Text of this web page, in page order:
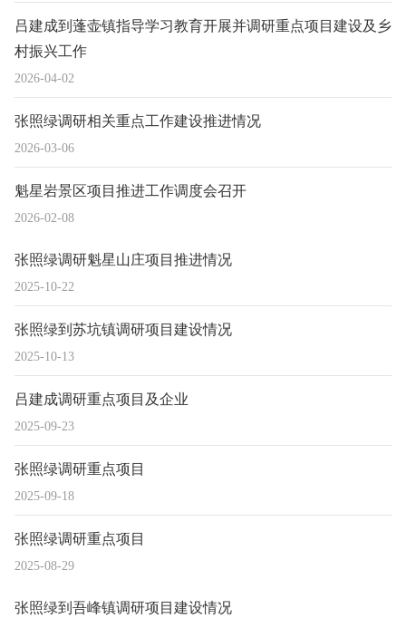
2026-04-02
吕建成到蓬壶镇指导学习教育开展并调研重点项目建设及乡
村振兴工作
2026-03-06
张照绿调研相关重点工作建设推进情况
2026-02-08
魁星岩景区项目推进工作调度会召开
2025-10-22
张照绿调研魁星山庄项目推进情况
2025-10-13
张照绿到苏坑镇调研项目建设情况
2025-09-23
吕建成调研重点项目及企业
2025-09-18
张照绿调研重点项目
2025-08-29
张照绿调研重点项目
张照绿到吾峰镇调研项目建设情况